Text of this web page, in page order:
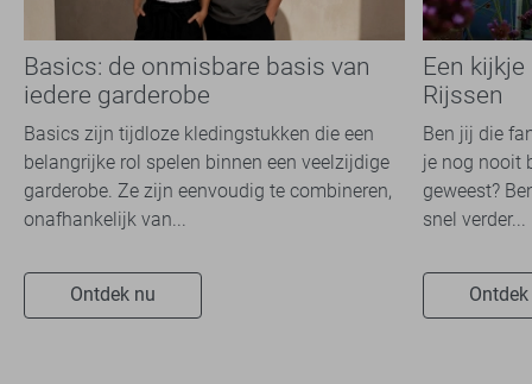
Basics: de onmisbare basis van
iedere garderobe
Basics zijn tijdloze kledingstukken die een
belangrijke rol spelen binnen een veelzijdige
garderobe. Ze zijn eenvoudig te combineren,
onafhankelijk van...
Ontdek nu
Een
Rijssen
Ben jij die
je nog nooit
geweest?
snel verder...